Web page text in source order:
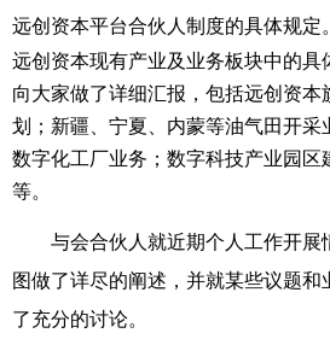
远创资本平台合伙人制度的具体规定。
远创资本现有产业及业务板块中的具
向大家做了详细汇报，包括远创资本
划；新疆、宁夏、内蒙等油气田开采
数字化工厂业务；数字科技产业园区
等。
与会合伙人就近期个人工作开展
图做了详尽的阐述，并就某些议题
了充分的讨论。